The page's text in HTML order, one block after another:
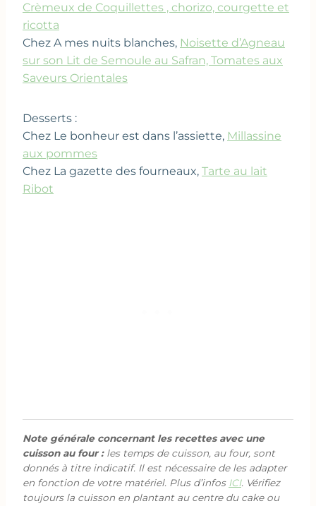
Crèmeux de Coquillettes , chorizo, courgette et
ricotta
Chez A mes nuits blanches, Noisette d’Agneau
sur son Lit de Semoule au Safran, Tomates aux
Saveurs Orientales
Desserts :
Chez Le bonheur est dans l’assiette, Millassine
aux pommes
Chez La gazette des fourneaux, Tarte au lait
Ribot
Note générale concernant les recettes avec une
cuisson au four :les temps de cuisson, au four, sont
donnés à titre indicatif. Il est nécessaire de les adapter
en fonction de votre matériel. Plus d’infos ICI. Vérifiez
toujours la cuisson en plantant au centre du cake ou